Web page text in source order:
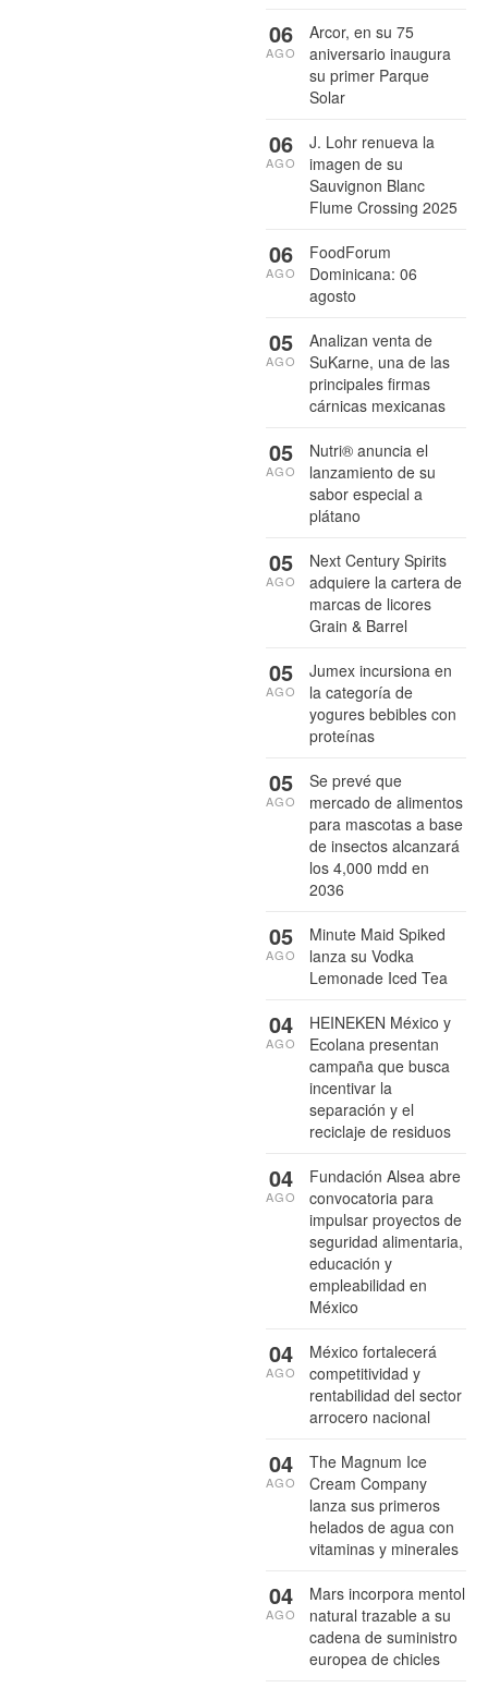
Arcor, en su 75
aniversario inaugura
su primer Parque
Solar
06
AGO
J. Lohr renueva la
imagen de su
Sauvignon Blanc
Flume Crossing 2025
06
AGO
FoodForum
Dominicana: 06
agosto
06
AGO
Analizan venta de
SuKarne, una de las
principales firmas
cárnicas mexicanas
05
AGO
Nutri® anuncia el
lanzamiento de su
sabor especial a
plátano
05
AGO
Next Century Spirits
adquiere la cartera de
marcas de licores
Grain & Barrel
05
AGO
Jumex incursiona en
la categoría de
yogures bebibles con
proteínas
05
AGO
Se prevé que
mercado de alimentos
para mascotas a base
de insectos alcanzará
los 4,000 mdd en
2036
05
AGO
Minute Maid Spiked
lanza su Vodka
Lemonade Iced Tea
05
AGO
HEINEKEN México y
Ecolana presentan
campaña que busca
incentivar la
separación y el
reciclaje de residuos
04
AGO
Fundación Alsea abre
convocatoria para
impulsar proyectos de
seguridad alimentaria,
educación y
empleabilidad en
México
04
AGO
México fortalecerá
competitividad y
rentabilidad del sector
arrocero nacional
04
AGO
The Magnum Ice
Cream Company
lanza sus primeros
helados de agua con
vitaminas y minerales
04
AGO
Mars incorpora mentol
natural trazable a su
cadena de suministro
europea de chicles
04
AGO